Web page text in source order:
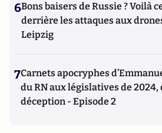
6Bons baisers de Russie ? Voilà
derrière les attaques aux
Leipzig
7Carnets apocryphes
du RN aux législatives de 2024,
déception - Episode 2